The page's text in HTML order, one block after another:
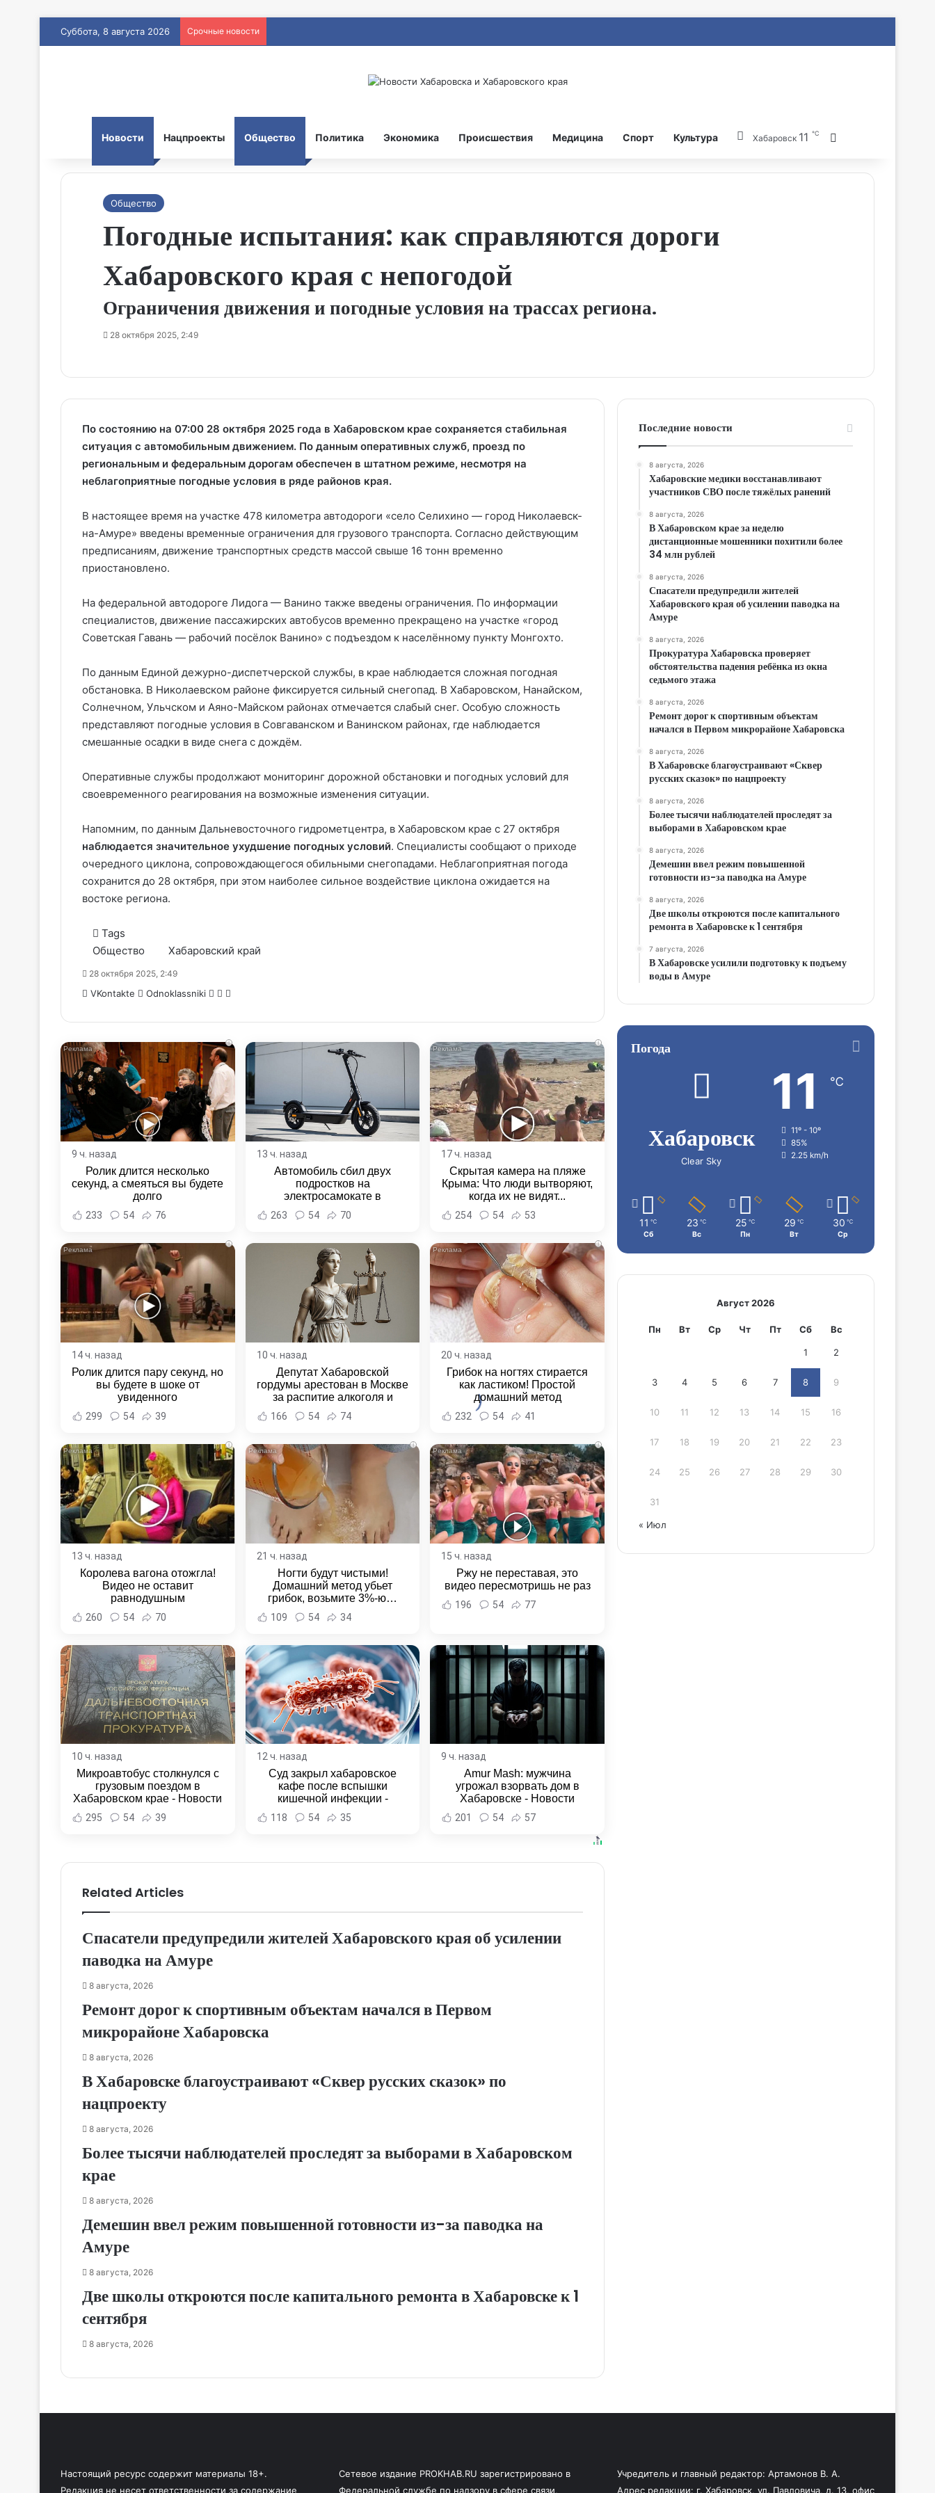
Суббота, 8 августа 2026 Срочные новости
Новости Нацпроекты Общество Политика Экономика Происшествия Медицина Спорт Культура Хабаровск 11 ℃
Общество
Погодные испытания: как справляются дороги
Хабаровского края с непогодой
Ограничения движения и погодные условия на трассах региона.
28 октября 2025, 2:49
По состоянию на 07:00 28 октября 2025 года в Хабаровском крае сохраняется стабильная
ситуация с автомобильным движением. По данным оперативных служб, проезд по
региональным и федеральным дорогам обеспечен в штатном режиме, несмотря на
неблагоприятные погодные условия в ряде районов края.
В настоящее время на участке 478 километра автодороги «село Селихино — город Николаевск-
на-Амуре» введены временные ограничения для грузового транспорта. Согласно действующим
предписаниям, движение транспортных средств массой свыше 16 тонн временно
приостановлено.
На федеральной автодороге Лидога — Ванино также введены ограничения. По информации
специалистов, движение пассажирских автобусов временно прекращено на участке «город
Советская Гавань — рабочий посёлок Ванино» с подъездом к населённому пункту Монгохто.
По данным Единой дежурно-диспетчерской службы, в крае наблюдается сложная погодная
обстановка. В Николаевском районе фиксируется сильный снегопад. В Хабаровском, Нанайском,
Солнечном, Ульчском и Аяно-Майском районах отмечается слабый снег. Особую сложность
представляют погодные условия в Совгаванском и Ванинском районах, где наблюдается
смешанные осадки в виде снега с дождём.
Оперативные службы продолжают мониторинг дорожной обстановки и погодных условий для
своевременного реагирования на возможные изменения ситуации.
Напомним, по данным Дальневосточного гидрометцентра, в Хабаровском крае с 27 октября
наблюдается значительное ухудшение погодных условий. Специалисты сообщают о приходе
очередного циклона, сопровождающегося обильными снегопадами. Неблагоприятная погода
сохранится до 28 октября, при этом наиболее сильное воздействие циклона ожидается на
востоке региона.
Tags
Общество
Хабаровский край
28 октября 2025, 2:49
VKontakte Odnoklassniki WhatsApp
Telegram
Email
i
9 ч. назад
Ролик длится несколько
секунд, а смеяться вы будете
долго
233 54 76
13 ч. назад
Автомобиль сбил двух
подростков на
электросамокате в
Комсомольске-на-Амуре -
Новости Хабаровска и
263 54 70
i
17 ч. назад
Скрытая камера на пляже
Крыма: Что люди вытворяют,
когда их не видят...
254 54 53
i
14 ч. назад
Ролик длится пару секунд, но
вы будете в шоке от
увиденного
299 54 39
10 ч. назад
Депутат Хабаровской
гордумы арестован в Москве
за распитие алкоголя и
неповиновение полиции -
Новости Хабаровска и
166 54 74
i
20 ч. назад
Грибок на ногтях стирается
как ластиком! Простой
домашний метод
232 54 41
i
13 ч. назад
Королева вагона отожгла!
Видео не оставит
равнодушным
260 54 70
i
21 ч. назад
Ногти будут чистыми!
Домашний метод убьет
грибок, возьмите 3%-ю…
109 54 34
i
15 ч. назад
Ржу не переставая, это
видео пересмотришь не раз
196 54 77
10 ч. назад
Микроавтобус столкнулся с
грузовым поездом в
Хабаровском крае - Новости
Хабаровска и Хабаровского
края
295 54 39
12 ч. назад
Суд закрыл хабаровское
кафе после вспышки
кишечной инфекции -
Новости Хабаровска и
Хабаровского края
118 54 35
9 ч. назад
Amur Mash: мужчина
угрожал взорвать дом в
Хабаровске - Новости
Хабаровска и Хабаровского
края
201 54 57
Related Articles
Спасатели предупредили жителей Хабаровского края об усилении
паводка на Амуре
8 августа, 2026
Ремонт дорог к спортивным объектам начался в Первом
микрорайоне Хабаровска
8 августа, 2026
В Хабаровске благоустраивают «Сквер русских сказок» по
нацпроекту
8 августа, 2026
Более тысячи наблюдателей проследят за выборами в Хабаровском
крае
8 августа, 2026
Демешин ввел режим повышенной готовности из-за паводка на
Амуре
8 августа, 2026
Две школы откроются после капитального ремонта в Хабаровске к 1
сентября
8 августа, 2026
Последние новости
8 августа, 2026
Хабаровские медики восстанавливают
участников СВО после тяжёлых ранений
8 августа, 2026
В Хабаровском крае за неделю
дистанционные мошенники похитили более
34 млн рублей
8 августа, 2026
Спасатели предупредили жителей
Хабаровского края об усилении паводка на
Амуре
8 августа, 2026
Прокуратура Хабаровска проверяет
обстоятельства падения ребёнка из окна
седьмого этажа
8 августа, 2026
Ремонт дорог к спортивным объектам
начался в Первом микрорайоне Хабаровска
8 августа, 2026
В Хабаровске благоустраивают «Сквер
русских сказок» по нацпроекту
8 августа, 2026
Более тысячи наблюдателей проследят за
выборами в Хабаровском крае
8 августа, 2026
Демешин ввел режим повышенной
готовности из-за паводка на Амуре
8 августа, 2026
Две школы откроются после капитального
ремонта в Хабаровске к 1 сентября
7 августа, 2026
В Хабаровске усилили подготовку к подъему
воды в Амуре
Погода
Хабаровск
Clear Sky
11 ℃
11º - 10º
85%
2.25 km/h
11 ℃
Сб
23 ℃
Вс
25 ℃
Пн
29 ℃
Вт
30 ℃
Ср
Август 2026
Пн Вт Ср Чт Пт Сб Вс
1 2
3 4 5 6 7 8 9
10 11 12 13 14 15 16
17 18 19 20 21 22 23
24 25 26 27 28 29 30
31
« Июл
Настоящий ресурс содержит материалы 18+.
Редакция не несет ответственности за содержание
Сетевое издание PROKHAB.RU зарегистрировано в
Федеральной службе по надзору в сфере связи,
Учредитель и главный редактор: Артамонов В. А.
Адрес редакции: г. Хабаровск, ул. Павловича, д. 13, офис